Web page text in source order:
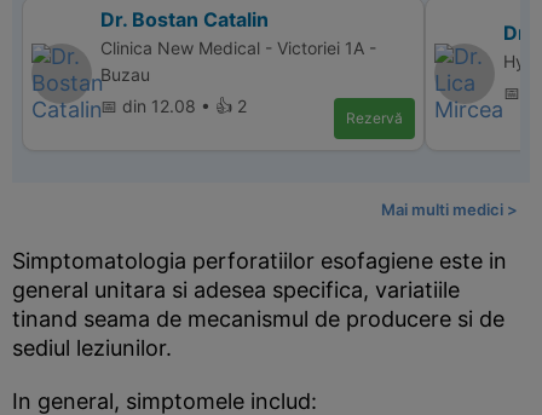
Dr. Bostan Catalin
Clinica New Medical - Victoriei 1A -
Buzau
📅 din 12.08 • 👍 2
Rezervă
Dr.
📅
Mai multi medici >
Simptomatologia perforatiilor esofagiene este in
general unitara si adesea specifica, variatiile
tinand seama de mecanismul de producere si de
sediul leziunilor.
In general, simptomele includ: